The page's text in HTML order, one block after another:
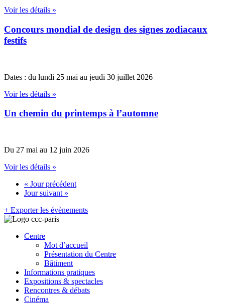
Voir les détails »
Concours mondial de design des signes zodiacaux
festifs
Dates : du lundi 25 mai au jeudi 30 juillet 2026
Voir les détails »
Un chemin du printemps à l’automne
Du 27 mai au 12 juin 2026
Voir les détails »
« Jour précédent
Jour suivant »
+ Exporter les évènements
Centre
Mot d’accueil
Présentation du Centre
Bâtiment
Informations pratiques
Expositions & spectacles
Rencontres & débats
Cinéma